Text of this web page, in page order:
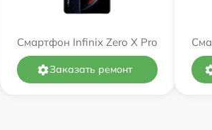
Смартфон Infinix Zero X Pro
Заказать ремонт